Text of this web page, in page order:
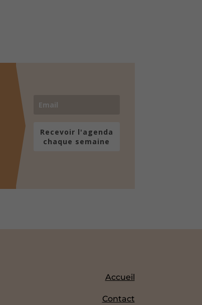
Recevoir l'agenda
chaque semaine
Accueil
Contact